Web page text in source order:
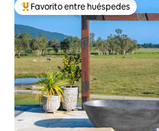
Favorito entre huéspedes preferido
Favorito entre huéspedes